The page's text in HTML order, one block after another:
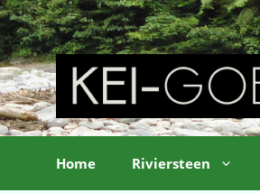
Ga
naar
de
inhoud
Home Riviersteen